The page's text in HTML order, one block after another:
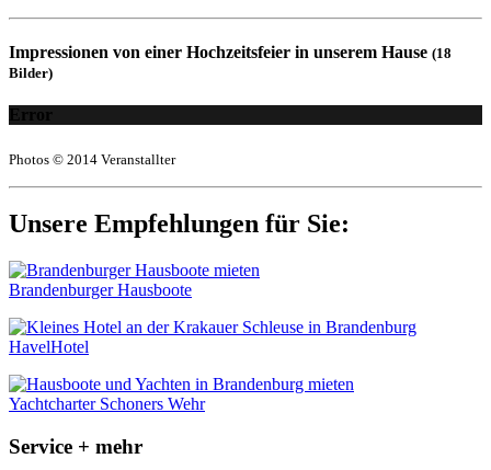
Impressionen von einer Hochzeitsfeier in unserem Hause (18
Bilder)
Error
Photos © 2014 Veranstallter
Unsere Empfehlungen für Sie:
Brandenburger Hausboote
HavelHotel
Yachtcharter Schoners Wehr
Service + mehr